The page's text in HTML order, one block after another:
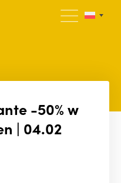
-50% w
| 04.02